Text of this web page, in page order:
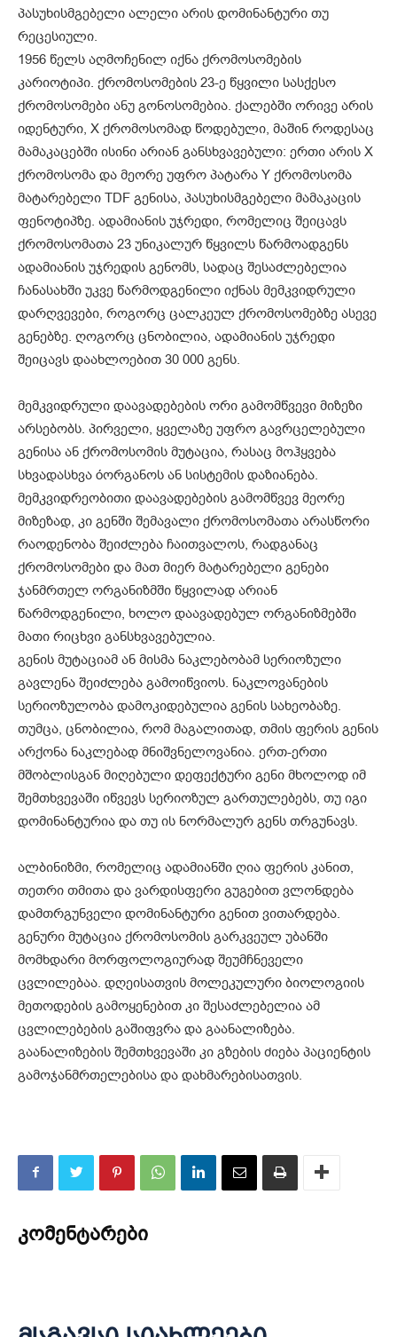
პასუხისმგებელი ალელი არის დომინანტური თუ
რეცესიული.
1956 წელს აღმოჩენილ იქნა ქრომოსომების
კარიოტიპი. ქრომოსომების 23-ე წყვილი სასქესო
ქრომოსომები ანუ გონოსომებია. ქალებში ორივე არის
იდენტური, X ქრომოსომად წოდებული, მაშინ როდესაც
მამაკაცებში ისინი არიან განსხვავებული: ერთი არის X
ქრომოსომა და მეორე უფრო პატარა Y ქრომოსომა
მატარებელი TDF გენისა, პასუხისმგებელი მამაკაცის
ფენოტიპზე. ადამიანის უჯრედი, რომელიც შეიცავს
ქრომოსომათა 23 უნიკალურ წყვილს წარმოადგენს
ადამიანის უჯრედის გენომს, სადაც შესაძლებელია
ჩანასახში უკვე წარმოდგენილი იქნას მემკვიდრული
დარღვევები, როგორც ცალკეულ ქრომოსომებზე ასევე
გენებზე. ღოგორც ცნობილია, ადამიანის უჯრედი
შეიცავს დაახლოებით 30 000 გენს.
მემკვიდრული დაავადებების ორი გამომწვევი მიზეზი
არსებობს. პირველი, ყველაზე უფრო გავრცელებული
გენისა ან ქრომოსომის მუტაცია, რასაც მოჰყვება
სხვადასხვა óორგანოს ან სისტემის დაზიანება.
მემკვიდრეობითი დაავადებების გამომწვევ მეორე
მიზეზად, კი გენში შემავალი ქრომოსომათა არასწორი
რაოდენობა შეიძლება ჩაითვალოს, რადგანაც
ქრომოსომები და მათ მიერ მატარებელი გენები
ჯანმრთელ ორგანიზმში წყვილად არიან
წარმოდგენილი, ხოლო დაავადებულ ორგანიზმებში
მათი რიცხვი განსხვავებულია.
გენის მუტაციამ ან მისმა ნაკლებობამ სერიოზული
გავლენა შეიძლება გამოიწვიოს. ნაკლოვანების
სერიოზულობა დამოკიდებულია გენის სახეობაზე.
თუმცა, ცნობილია, რომ მაგალითად, თმის ფერის გენის
არქონა ნაკლებად მნიშვნელოვანია. ერთ-ერთი
მშობლისგან მიღებული დეფექტური გენი მხოლოდ იმ
შემთხვევაში იწვევს სერიოზულ გართულებებს, თუ იგი
დომინანტურია და თუ ის ნორმალურ გენს თრგუნავს.
ალბინიზმი, რომელიც ადამიანში ღია ფერის კანით,
თეთრი თმითა და ვარდისფერი გუგებით ვლონდება
დამთრგუნველი დომინანტური გენით ვითარდება.
გენური მუტაცია ქრომოსომის გარკვეულ უბანში
მომხდარი მორფოლოგიურად შეუმჩნეველი
ცვლილებაა. დღეისათვის მოლეკულური ბიოლოგიის
მეთოდების გამოყენებით კი შესაძლებელია ამ
ცვლილებების გაშიფვრა და გაანალიზება.
გაანალიზების შემთხვევაში კი გზების ძიება პაციენტის
გამოჯანმრთელებისა და დახმარებისათვის.
კომენტარები